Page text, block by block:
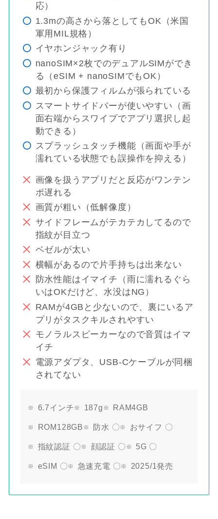
応）
1.3mの高さから落としてもOK（米国
軍用MIL規格）
イヤホンジャック有り
nanoSIM×2枚でのデュアルSIMができ
る（eSIM + nanoSIMでもOK）
最初から保護フィルムが張られている
スマートサイドバーが使いやすい（画
面右端からスワイプでアプリ選択し起
動できる）
スプラッシュタッチ機能（画面や手が
濡れている状態でも誤操作を抑える）
画像を扱うアプリだと反応がワンテン
ポ遅れる
画質が粗い（低解像度）
サイドフレームがテカテカしてるので
指紋が目立つ
ベゼルが太い
横幅があるので片手持ちは出来ない
防水性能はイマイチ（雨に濡れるぐら
いはOKだけど、水没はNG）
RAMが4GBと少ないので、裏にいるア
プリがタスクキルされやすい
モノラルスピーカーなので音質はイマ
イチ
電源アダプタ、USB-Cケーブルが同梱
されてない
6.7インチ 187g RAM4GB
ROM128GB 防水 〇 おサイフ 〇
指紋認証 〇 顔認証 〇 5G 〇
eSIM 〇 急速充電 〇 2025/1発売